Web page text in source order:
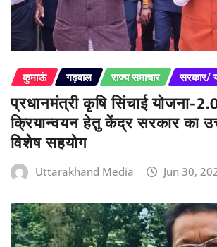
कुमाऊं गढ़वाल राज्य समाचार सरकार/
प्रधानमंत्री कृषि सिंचाई योजना-
क्रियान्वयन हेतु केंद्र सरकार का
विशेष सहयोग
Uttarakhand Media Jun 30,